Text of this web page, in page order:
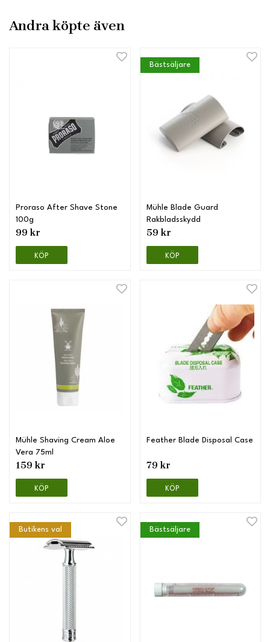
Andra köpte även
Proraso After Shave Stone
100g
99 kr
KÖP
Bästsäljare
Mühle Blade Guard
Rakbladsskydd
59 kr
KÖP
Mühle Shaving Cream Aloe
Vera 75ml
159 kr
KÖP
Feather Blade Disposal Case
79 kr
KÖP
Butikens val Bästsäljare